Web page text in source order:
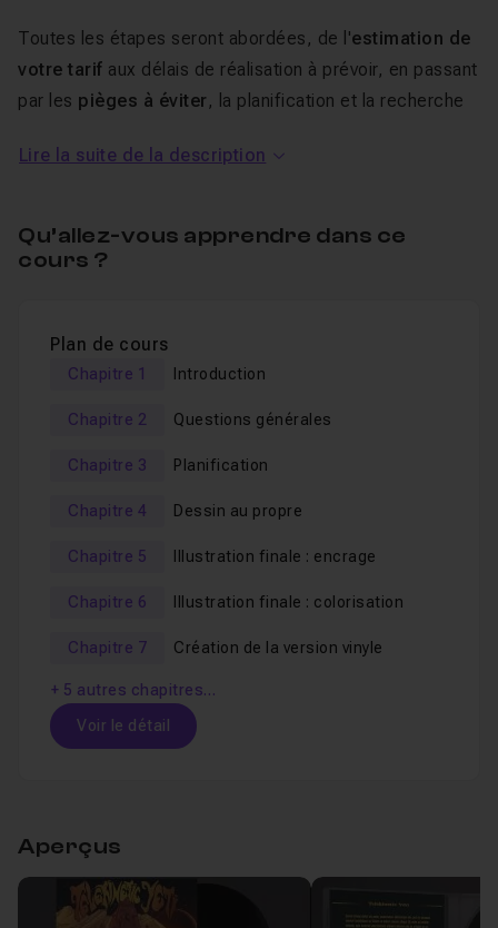
Toutes les étapes seront abordées, de l'estimation de
votre tarif aux délais de réalisation à prévoir, en passant
par les pièges à éviter , la planification et la recherche
bien sûr laréalisation technique complète
du client,dessin crayonné
Vous apprendrez ensuite à générer des fichiers
professionnelle de vinyles et CD
de couleurs, le taux de recouvrement des encres et les
Pour finir, vous verrez comment générer des fichiers
, et comment assurer l'envoi des fichiers et la
réception du paiementdans les meilleures conditions.
Chaque projet pro peut être étudié indépendamment
des autres.
Lire la suite de la description
Qu’allez-vous apprendre dans ce
cours ?
Plan de cours
Chapitre 1 Introduction
Chapitre 2 Questions générales
Chapitre 3 Planification
Chapitre 4 Dessin au propre
Chapitre 5 Illustration finale : encrage
Chapitre 6 Illustration finale : colorisation
Chapitre 7 Création de la version vinyle
+ 5 autres chapitres…
Voir le détail
Aperçus